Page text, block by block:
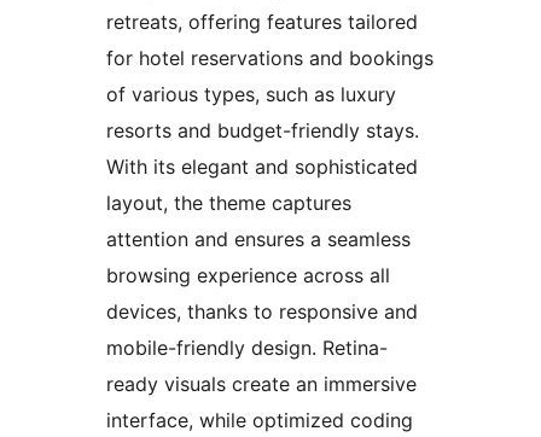
retreats, offering features tailored
for hotel reservations and bookings
of various types, such as luxury
resorts and budget-friendly stays.
With its elegant and sophisticated
layout, the theme captures
attention and ensures a seamless
browsing experience across all
devices, thanks to responsive and
mobile-friendly design. Retina-
ready visuals create an immersive
interface, while optimized coding